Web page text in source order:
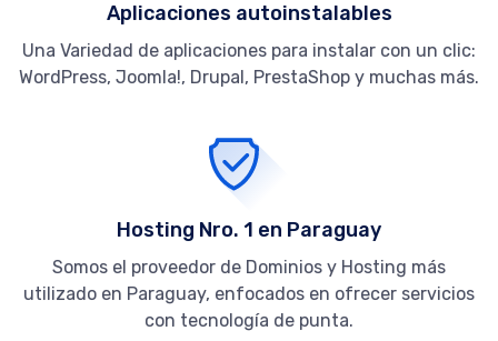
Aplicaciones autoinstalables
Una Variedad de aplicaciones para instalar con un clic:
WordPress, Joomla!, Drupal, PrestaShop y muchas más.
Hosting Nro. 1 en Paraguay
Somos el proveedor de Dominios y Hosting más
utilizado en Paraguay, enfocados en ofrecer servicios
con tecnología de punta.